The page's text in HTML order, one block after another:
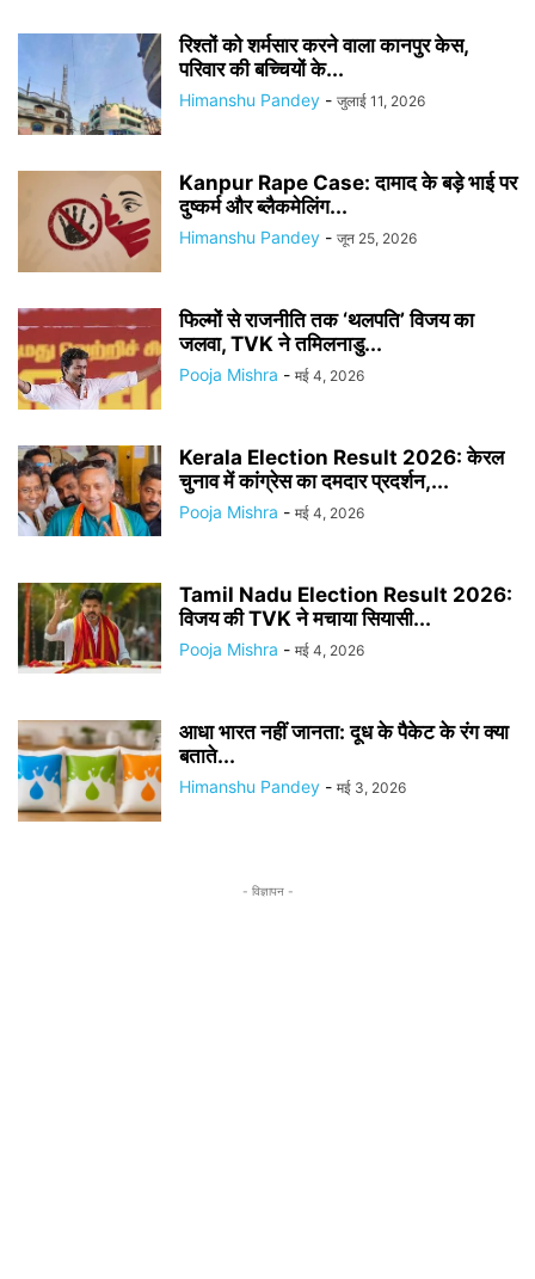
रिश्तों को शर्मसार करने वाला कानपुर केस,
परिवार की बच्चियों के...
Himanshu Pandey - जुलाई 11, 2026
Kanpur Rape Case: दामाद के बड़े भाई पर
दुष्कर्म और ब्लैकमेलिंग...
Himanshu Pandey - जून 25, 2026
फिल्मों से राजनीति तक ‘थलपति’ विजय का
जलवा, TVK ने तमिलनाडु...
Pooja Mishra - मई 4, 2026
Kerala Election Result 2026: केरल
चुनाव में कांग्रेस का दमदार प्रदर्शन,...
Pooja Mishra - मई 4, 2026
Tamil Nadu Election Result 2026:
विजय की TVK ने मचाया सियासी...
Pooja Mishra - मई 4, 2026
आधा भारत नहीं जानता: दूध के पैकेट के रंग क्या
बताते...
Himanshu Pandey - मई 3, 2026
- विज्ञापन -